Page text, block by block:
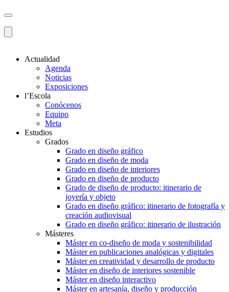
Actualidad
Agenda
Noticias
Exposiciones
l’Escola
Conócenos
Equipo
Meta
Estudios
Grados
Grado en diseño gráfico
Grado en diseño de moda
Grado en diseño de interiores
Grado en diseño de producto
Grado de diseño de producto: itinerario de
joyería y objeto
Grado en diseño gráfico: itinerario de fotografía y
creación audiovisual
Grado en diseño gráfico: itinerario de ilustración
Másteres
Máster en co-diseño de moda y sostenibilidad
Máster en publicaciones analógicas y digitales
Máster en creatividad y desarrollo de producto
Máster en diseño de interiores sostenible
Máster en diseño interactivo
Máster en artesanía, diseño y producción